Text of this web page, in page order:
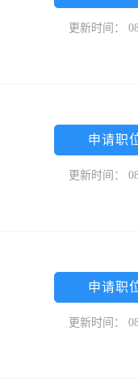
更新时间：
申请职
更新时间：
申请职
更新时间：